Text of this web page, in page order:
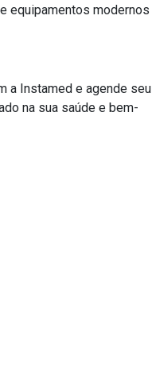
equipamentos modernos
a Instamed e agende seu
na sua saúde e bem-